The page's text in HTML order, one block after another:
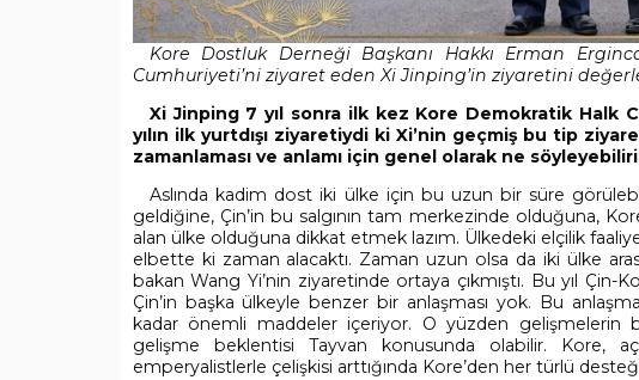
Kore Dostluk Derneği Başkanı Hakkı Erman
Cumhuriyeti’ni ziyaret eden Xi Jinping’in ziyaretini
Xi Jinping 7 yıl sonra ilk kez Kore Demokratik Halk
yılın ilk yurtdışı ziyaretiydi ki Xi’nin geçmiş bu tip
zamanlaması ve anlamı için genel olarak ne
Aslında kadim dost iki ülke için bu uzun bir süre
geldiğine, Çin’in bu salgının tam merkezinde olduğuna,
alan ülke olduğuna dikkat etmek lazım. Ülkedeki elçilik
elbette ki zaman alacaktı. Zaman uzun olsa da iki ülke
bakan Wang Yi’nin ziyaretinde ortaya çıkmıştı. Bu yıl Çin-
Çin’in başka ülkeyle benzer bir anlaşması yok. Bu
kadar önemli maddeler içeriyor. O yüzden gelişmelerin
gelişme beklentisi Tayvan konusunda olabilir. Kore,
emperyalistlerle çelişkisi arttığında Kore’den her türlü